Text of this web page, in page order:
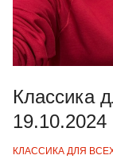
Классика
19.10.2024
КЛАССИКА ДЛЯ